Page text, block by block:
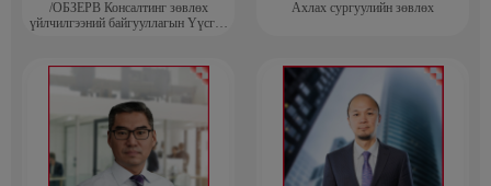
/ОБЗЕРВ Консалтинг зөвлөх
үйлчилгээний байгууллагын Үүсгэн
Ахлах сургуулийн зөвлөх